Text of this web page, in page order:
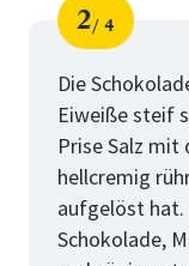
Schritt
2
von
4
Die
Eiweiße steif
Prise Salz mit
hellcremig
aufgelöst hat.
Schokolade,